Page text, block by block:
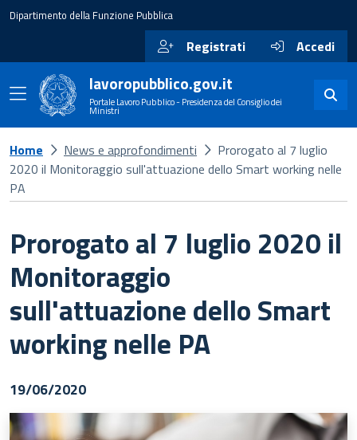
Dipartimento della Funzione Pubblica
Registrati Accedi
lavoropubblico.gov.it
Portale Lavoro Pubblico - Presidenza del Consiglio dei
Ministri
Home News e approfondimenti
Prorogato al 7 luglio
2020 il Monitoraggio sull'attuazione dello Smart working nelle
PA
Prorogato al 7 luglio 2020 il
Monitoraggio
sull'attuazione dello Smart
working nelle PA
19/06/2020